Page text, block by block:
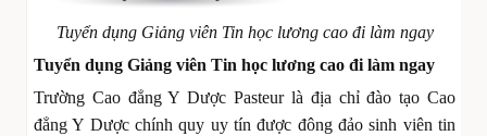
Tuyển dụng Giảng viên Tin học lương cao đi làm ngay
Tuyển dụng Giảng viên Tin học lương cao đi làm ngay
Trường Cao đẳng Y Dược Pasteur là địa chỉ đào tạo Cao
đẳng Y Dược chính quy uy tín được đông đảo sinh viên tin